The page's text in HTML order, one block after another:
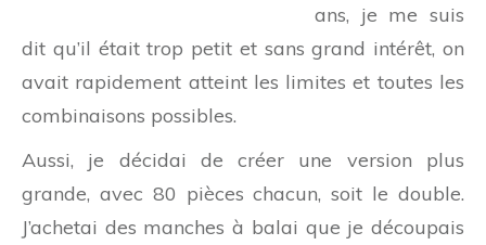
ans, je me suis
dit qu’il était trop petit et sans grand intérêt, on
avait rapidement atteint les limites et toutes les
combinaisons possibles.
Aussi, je décidai de créer une version plus
grande, avec 80 pièces chacun, soit le double.
J’achetai des manches à balai que je découpais